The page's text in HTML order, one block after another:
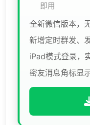
即用
全新微信版本，
新增定时群发、
iPad模式登录，
密友消息角标显